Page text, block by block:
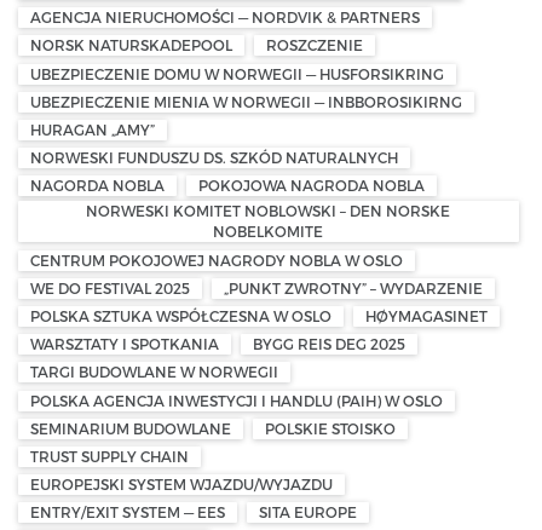
AGENCJA NIERUCHOMOŚCI — NORDVIK & PARTNERS
NORSK NATURSKADEPOOL
ROSZCZENIE
UBEZPIECZENIE DOMU W NORWEGII — HUSFORSIKRING
UBEZPIECZENIE MIENIA W NORWEGII — INBBOROSIKIRNG
HURAGAN „AMY”
NORWESKI FUNDUSZU DS. SZKÓD NATURALNYCH
NAGORDA NOBLA
POKOJOWA NAGRODA NOBLA
NORWESKI KOMITET NOBLOWSKI – DEN NORSKE
NOBELKOMITE
CENTRUM POKOJOWEJ NAGRODY NOBLA W OSLO
WE DO FESTIVAL 2025
„PUNKT ZWROTNY” – WYDARZENIE
POLSKA SZTUKA WSPÓŁCZESNA W OSLO
HØYMAGASINET
WARSZTATY I SPOTKANIA
BYGG REIS DEG 2025
TARGI BUDOWLANE W NORWEGII
POLSKA AGENCJA INWESTYCJI I HANDLU (PAIH) W OSLO
SEMINARIUM BUDOWLANE
POLSKIE STOISKO
TRUST SUPPLY CHAIN
EUROPEJSKI SYSTEM WJAZDU/WYJAZDU
ENTRY/EXIT SYSTEM — EES
SITA EUROPE